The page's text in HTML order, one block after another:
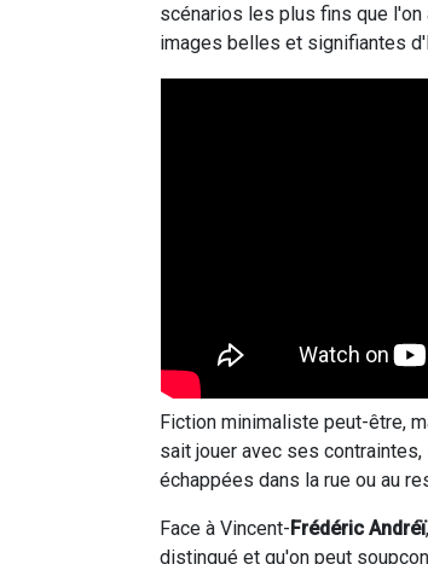
scénarios les plus fins que
images belles et signifiantes
Fiction minimaliste peut-être,
sait jouer avec ses
échappées dans la rue ou au
Face à Vincent-Frédéric Andréï
distingué et qu'on peut